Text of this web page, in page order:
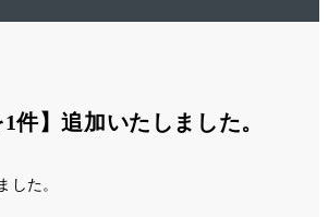
1件】追加いたしました。
した。